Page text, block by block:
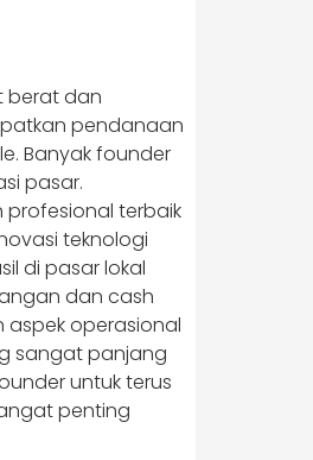
berat dan
pendanaan
Banyak founder
pasar.
terbaik
teknologi
di pasar lokal
dan cash
operasional
sangat panjang
untuk terus
penting